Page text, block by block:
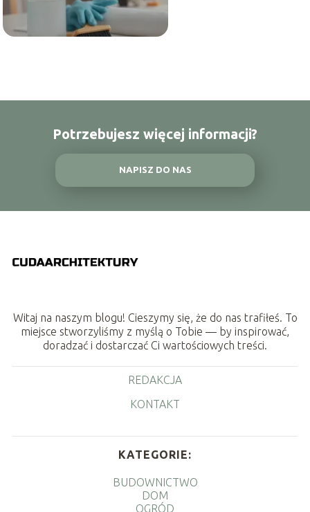
Potrzebujesz więcej informacji?
NAPISZ DO NAS
Witaj na naszym blogu! Cieszymy się, że do nas trafiłeś. To
miejsce stworzyliśmy z myślą o Tobie — by inspirować,
doradzać i dostarczać Ci wartościowych treści.
REDAKCJA
KONTAKT
KATEGORIE:
BUDOWNICTWO
DOM
OGRÓD